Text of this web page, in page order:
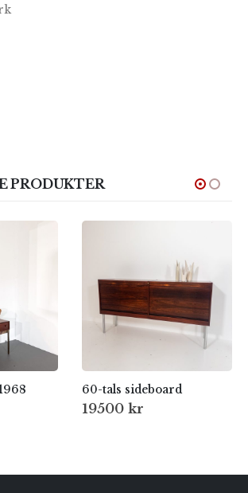
PRODUKTER
60-tals sideboard
19500 kr